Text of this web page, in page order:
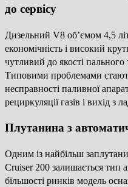
до сервісу
Дизельний V8 об’ємом 4,5
економічність і високий
чутливий до якості
Типовими проблемами
несправності паливної
рециркуляції газів і вихід з
Плутанина з
Одним із найбільш
Cruiser 200 залишається тип
більшості ринків модель